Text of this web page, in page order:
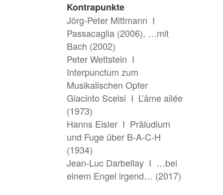
Kontrapunkte
Jörg-Peter Mittmann I
Passacaglia (2006), …mit
Bach (2002)
Peter Wettstein I
Interpunctum zum
Musikalischen Opfer
Giacinto Scelsi I L’âme ailée
(1973)
Hanns Eisler I Präludium
und Fuge über B-A-C-H
(1934)
Jean-Luc Darbellay I …bei
einem Engel irgend… (2017)